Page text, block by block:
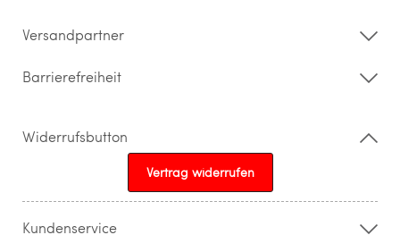
Versandpartner
Barrierefreiheit
Widerrufsbutton
Vertrag widerrufen
Kundenservice